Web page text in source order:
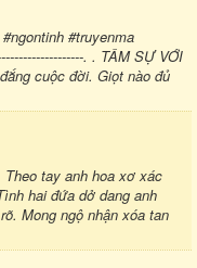
#truyenma
. . TÂM SỰ VỚI
cuộc đời. Giọt nào đủ
Theo tay anh hoa xơ xác
hai đứa dở dang anh
Mong ngộ nhận xóa tan